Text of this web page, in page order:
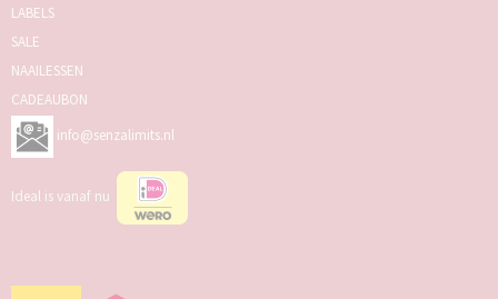
LABELS
SALE
NAAILESSEN
CADEAUBON
info@senzalimits.nl
Ideal is vanaf nu